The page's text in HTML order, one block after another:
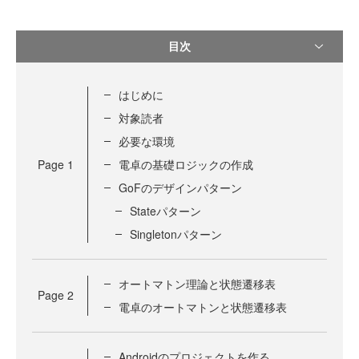
目次
Page 1
はじめに
対象読者
必要な環境
電卓の基礎ロジックの作成
GoFのデザインパターン
Stateパターン
Singletonパターン
Page 2
オートマトン理論と状態遷移表
電卓のオートマトンと状態遷移表